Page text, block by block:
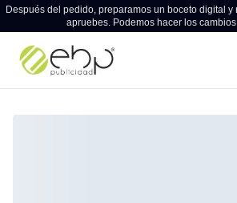
Después del pedido, preparamos un boceto digital
apruebes. Podemos hacer los